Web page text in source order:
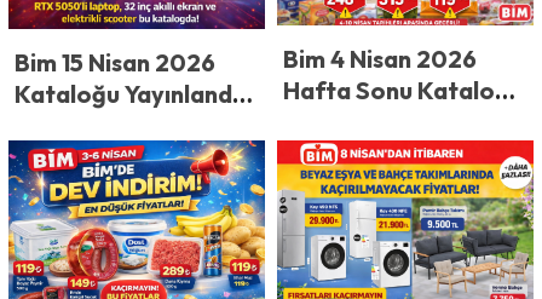
Bim 15 Nisan 2026
Kataloğu Yayınlandı!
Bombası! RTX 5050
Oyun Bilgisayarı,
Akıllı Ekran ve
Elektrikli Scooter
Aynı Katalogda
Bim 4 Nisan 2026
Hafta Sonu Kataloğu
Fiyat Alarmı! 1 Kg Çay
248 TL, Zeytinyağı
315 TL, Pirinç 119 TL